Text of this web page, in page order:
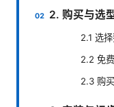
2. 购买与选
2.1 选
2.2 免
2.3 购